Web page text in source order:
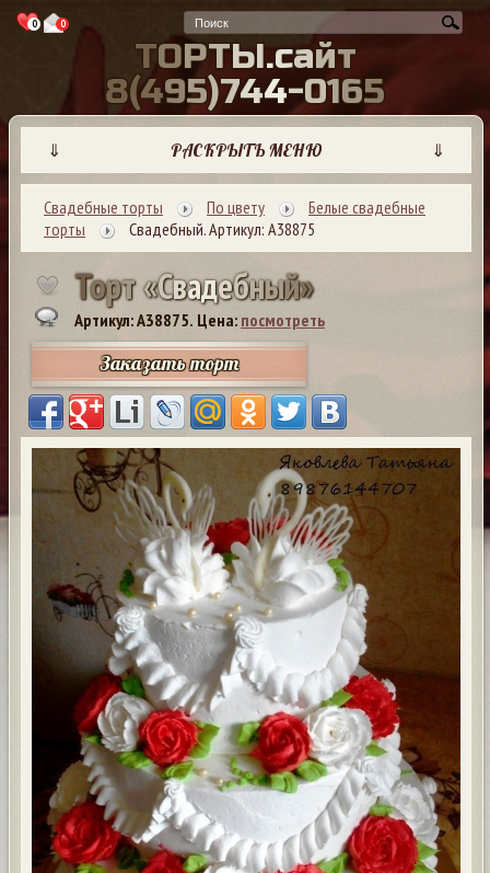
0 0
ТОРТЫ.сайт
8(495)744-0165
⇓ РАСКРЫТЬ МЕНЮ ⇓
Свадебные торты По цвету
Белые свадебные
торты
Свадебный. Артикул: А38875
Торт«Свадебный»
Артикул: A38875. Цена: посмотреть
Заказать торт